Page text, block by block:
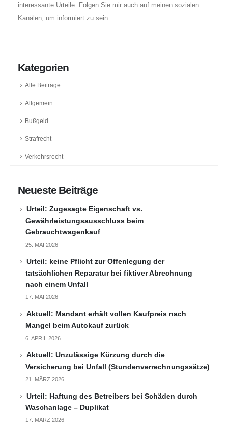
interessante Urteile. Folgen Sie mir auch auf meinen sozialen
Kanälen, um informiert zu sein.
Kategorien
Alle Beiträge
Allgemein
Bußgeld
Strafrecht
Verkehrsrecht
Neueste Beiträge
Urteil: Zugesagte Eigenschaft vs.
Gewährleistungsausschluss beim
Gebrauchtwagenkauf
25. MAI 2026
Urteil: keine Pflicht zur Offenlegung der
tatsächlichen Reparatur bei fiktiver Abrechnung
nach einem Unfall
17. MAI 2026
Aktuell: Mandant erhält vollen Kaufpreis nach
Mangel beim Autokauf zurück
6. APRIL 2026
Aktuell: Unzulässige Kürzung durch die
Versicherung bei Unfall (Stundenverrechnungssätze)
21. MÄRZ 2026
Urteil: Haftung des Betreibers bei Schäden durch
Waschanlage – Duplikat
17. MÄRZ 2026